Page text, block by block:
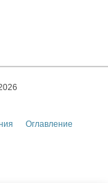
Оглавление